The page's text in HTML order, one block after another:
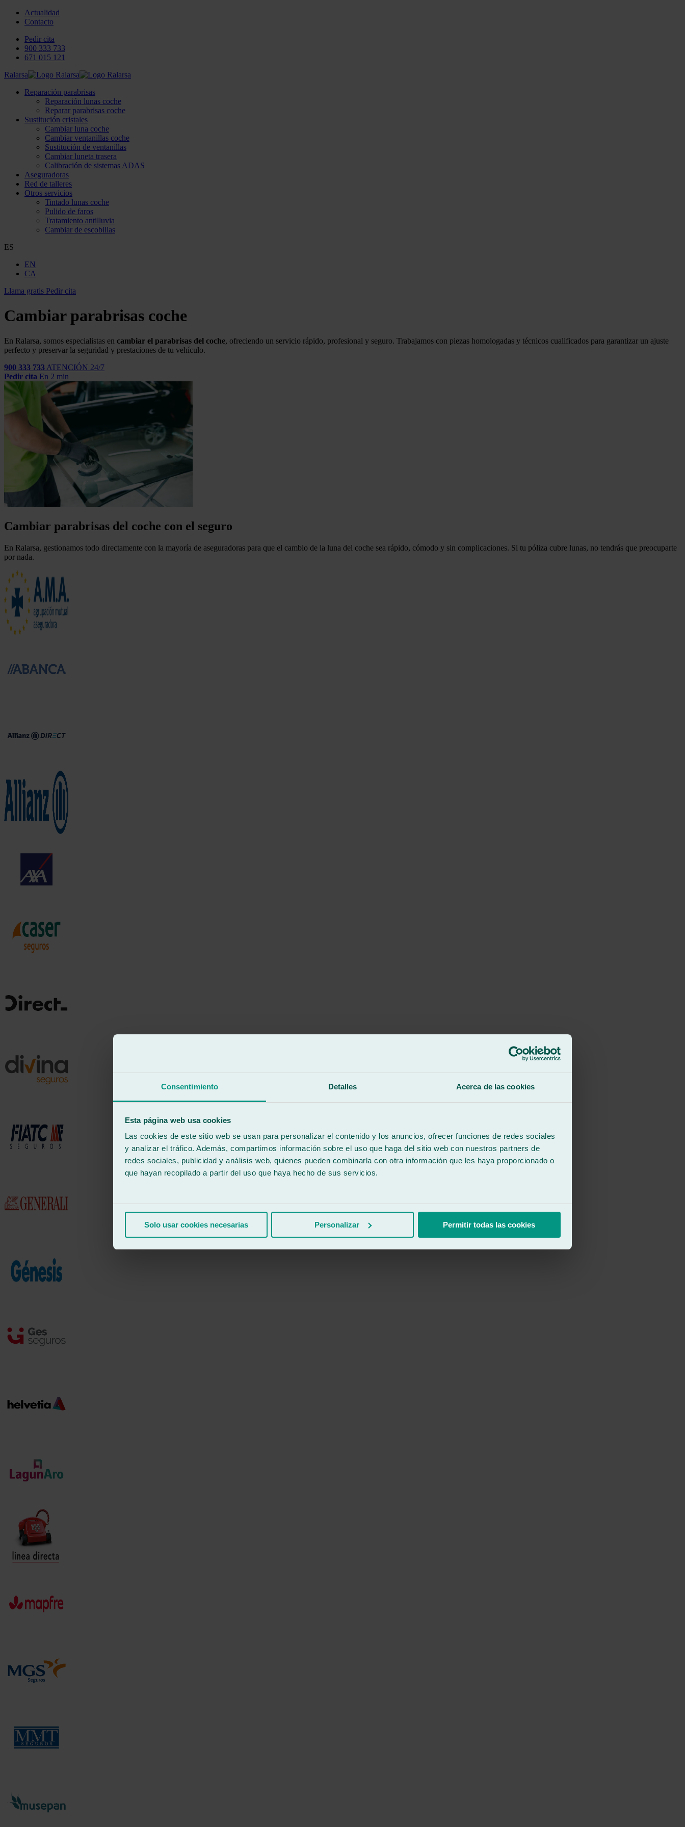
Consentimiento Detalles Acerca de las cookies
Esta página web usa cookies
Las cookies de este sitio web se usan para personalizar el contenido y los anuncios, ofrecer funciones de redes sociales
y analizar el tráfico. Además, compartimos información sobre el uso que haga del sitio web con nuestros partners de
redes sociales, publicidad y análisis web, quienes pueden combinarla con otra información que les haya proporcionado o
que hayan recopilado a partir del uso que haya hecho de sus servicios.
Solo usar cookies necesarias Personalizar Permitir todas las cookies
Actualidad
Contacto
Pedir cita
900 333 733
671 015 121
Ralarsa
Reparación parabrisas
Reparación lunas coche
Reparar parabrisas coche
Sustitución cristales
Cambiar luna coche
Cambiar ventanillas coche
Sustitución de ventanillas
Cambiar luneta trasera
Calibración de sistemas ADAS
Aseguradoras
Red de talleres
Otros servicios
Tintado lunas coche
Pulido de faros
Tratamiento antilluvia
Cambiar de escobillas
ES
EN
CA
Llama gratis Pedir cita
Cambiar parabrisas coche
En Ralarsa, somos especialistas en cambiar el parabrisas del coche, ofreciendo un servicio rápido, profesional y seguro. Trabajamos con piezas homologadas y técnicos cualificados para garantizar un ajuste
perfecto y preservar la seguridad y prestaciones de tu vehículo.
900 333 733 ATENCIÓN 24/7
Pedir cita En 2 min
Cambiar parabrisas del coche con el seguro
En Ralarsa, gestionamos todo directamente con la mayoría de aseguradoras para que el cambio de la luna del coche sea rápido, cómodo y sin complicaciones. Si tu póliza cubre lunas, no tendrás que preocuparte
por nada.